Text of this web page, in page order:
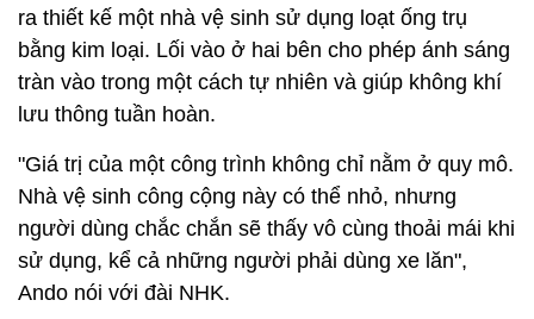
ra thiết kế một nhà vệ sinh sử dụng loạt ống trụ
bằng kim loại. Lối vào ở hai bên cho phép ánh sáng
tràn vào trong một cách tự nhiên và giúp không khí
lưu thông tuần hoàn.
"Giá trị của một công trình không chỉ nằm ở quy mô.
Nhà vệ sinh công cộng này có thể nhỏ, nhưng
người dùng chắc chắn sẽ thấy vô cùng thoải mái khi
sử dụng, kể cả những người phải dùng xe lăn",
Ando nói với đài NHK.